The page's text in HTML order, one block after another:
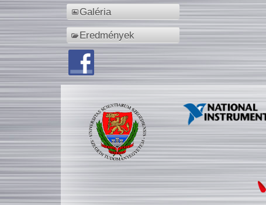
Galéria
Eredmények